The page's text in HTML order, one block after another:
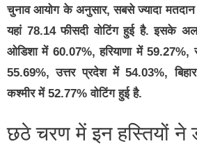
चुनाव आयोग के अनुसार, सबसे ज्यादा मतदान
यहां 78.14 फीसदी वोटिंग हुई है. इसके
ओडिशा में 60.07%, हरियाणा में 59.27%,
55.69%, उत्तर प्रदेश में 54.03%,
कश्मीर में 52.77% वोटिंग हुई है.
छठे चरण में इन हस्तियों ने